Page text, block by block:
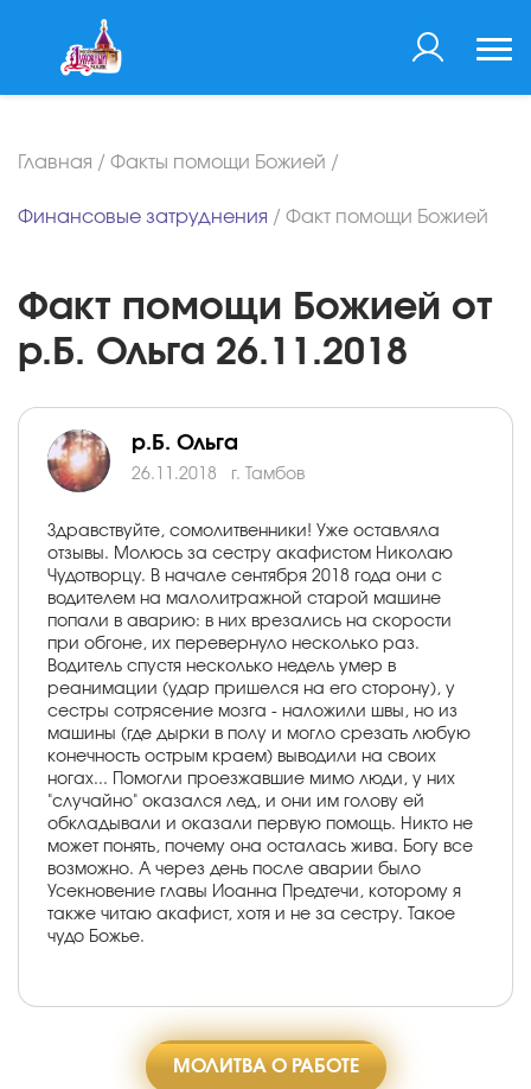
Главная / Факты помощи Божией /
Финансовые затруднения / Факт помощи Божией
Факт помощи Божией от
р.Б. Ольга 26.11.2018
р.Б. Ольга
26.11.2018 г. Тамбов
Здравствуйте, сомолитвенники! Уже оставляла
отзывы. Молюсь за сестру акафистом Николаю
Чудотворцу. В начале сентября 2018 года они с
водителем на малолитражной старой машине
попали в аварию: в них врезались на скорости
при обгоне, их перевернуло несколько раз.
Водитель спустя несколько недель умер в
реанимации (удар пришелся на его сторону), у
сестры сотрясение мозга - наложили швы, но из
машины (где дырки в полу и могло срезать любую
конечность острым краем) выводили на своих
ногах... Помогли проезжавшие мимо люди, у них
"случайно" оказался лед, и они им голову ей
обкладывали и оказали первую помощь. Никто не
может понять, почему она осталась жива. Богу все
возможно. А через день после аварии было
Усекновение главы Иоанна Предтечи, которому я
также читаю акафист, хотя и не за сестру. Такое
чудо Божье.
МОЛИТВА О РАБОТЕ